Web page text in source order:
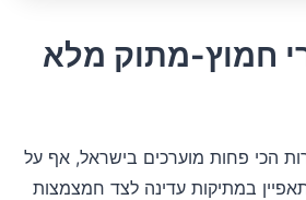
חמוץ-מתוק מלא
הכי פחות מוערכים בישראל, אף על
במתיקות עדינה לצד חמצמצות